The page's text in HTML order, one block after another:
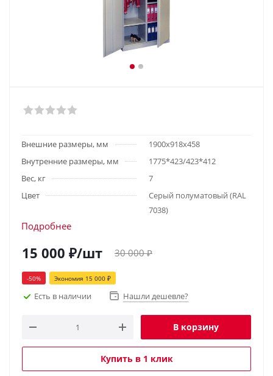
Внешние размеры, мм
1900х918х458
Внутренние размеры, мм
1775*423/423*412
Вес, кг
7
Цвет
Серый полуматовый (RAL
7038)
Подробнее
15 000 ₽/шт 30 000₽
-50% Экономия 15 000 ₽
Есть в наличии Нашли дешевле?
В корзину
Купить в 1 клик